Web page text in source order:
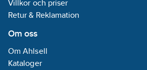
Villkor och priser
Retur & Reklamation
Om oss
Om Ahlsell
Kataloger